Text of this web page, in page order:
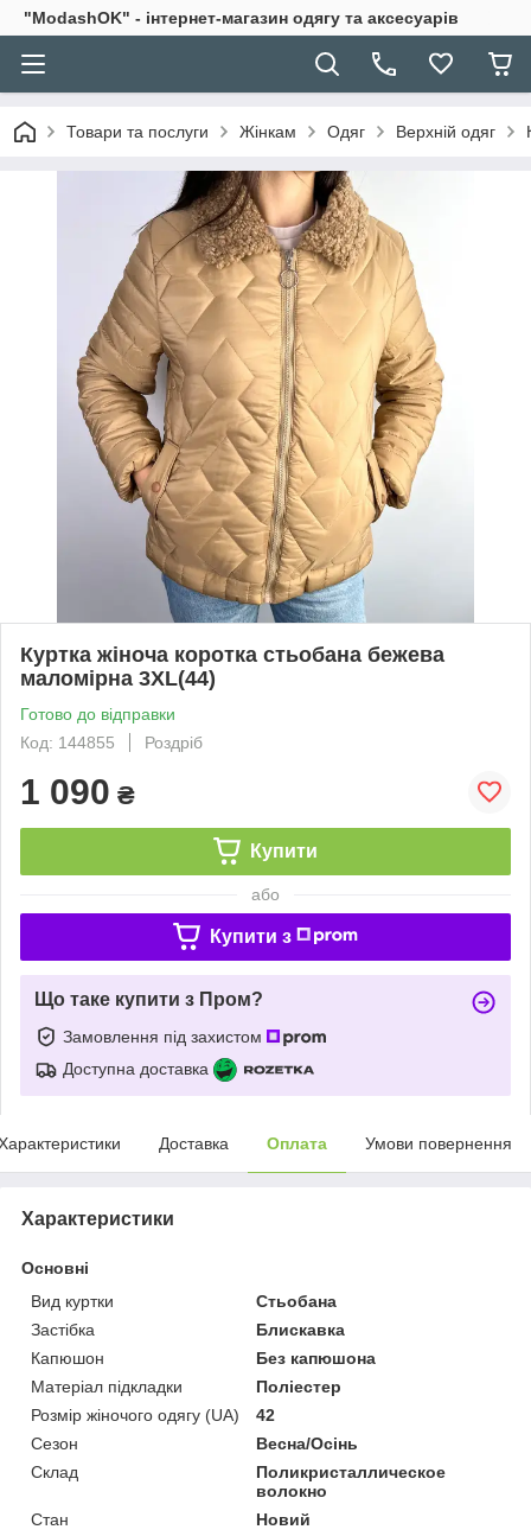
"ModashOK" - інтернет-магазин одягу та аксесуарів
Товари та послуги Жінкам Одяг Верхній одяг
Куртка жіноча коротка стьобана бежева
маломірна 3XL(44)
Готово до відправки
Код: 144855
Роздріб
1 090 ₴
Купити
або
Купити з
Що таке купити з Пром?
Замовлення під захистом
Доступна доставка
Доставка Оплата Умови повернення
Характеристики
Основні
Вид куртки
Стьобана
Застібка
Блискавка
Капюшон
Без капюшона
Матеріал підкладки
Поліестер
Розмір жіночого одягу (UA)
42
Сезон
Весна/Осінь
Склад
Поликристаллическое
волокно
Стан
Новий